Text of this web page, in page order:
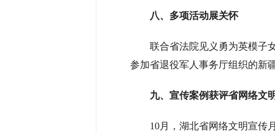
八、多项活动展关怀
联合省法院见义勇为英模子
参加省退役军人事务厅组织的新
九、宣传案例获评省网络文
10月，湖北省网络文明宣传